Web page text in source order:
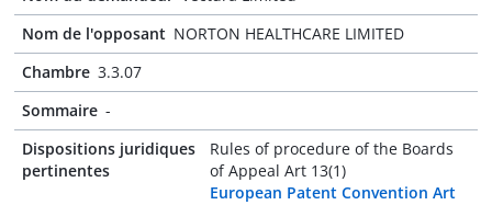
Nom de l'opposant NORTON HEALTHCARE LIMITED
Chambre 3.3.07
Sommaire -
Dispositions juridiques
pertinentes
Rules of procedure of the Boards
of Appeal Art 13(1)
European Patent Convention Art